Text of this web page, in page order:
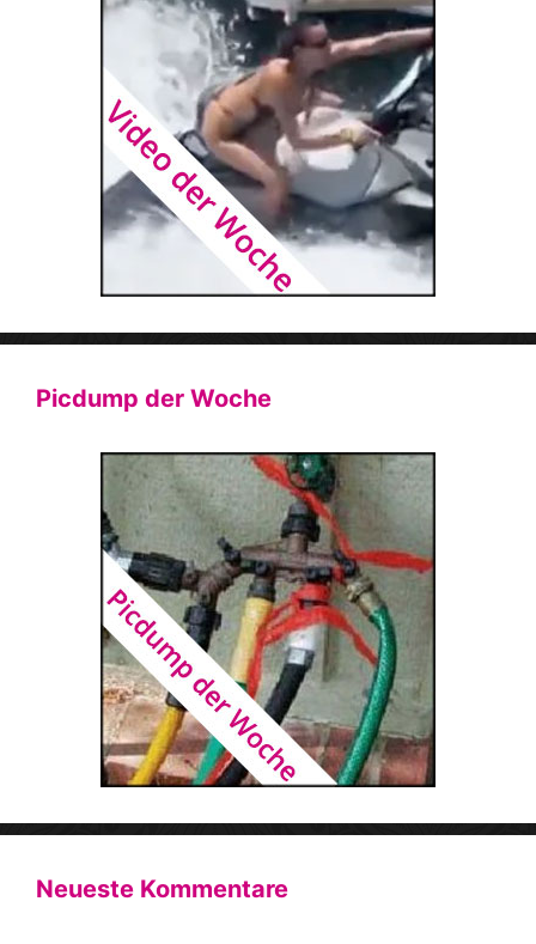
Picdump der Woche
Neueste Kommentare